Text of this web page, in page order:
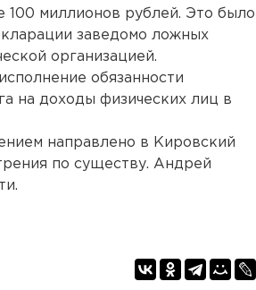
миллионов рублей. Это было
заведомо ложных
организацией.
обязанности
на доходы физических лиц в
направлено в Кировский
по существу. Андрей